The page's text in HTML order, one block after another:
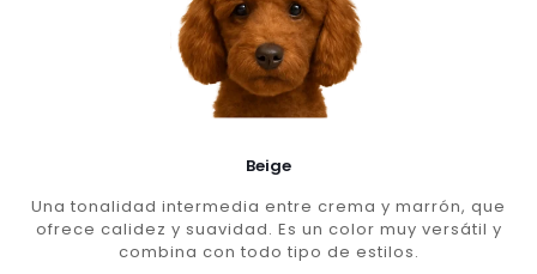
Beige
Una tonalidad intermedia entre crema y marrón, que
ofrece calidez y suavidad. Es un color muy versátil y
combina con todo tipo de estilos.